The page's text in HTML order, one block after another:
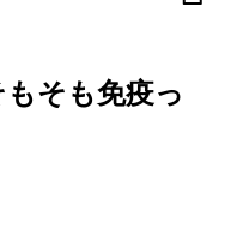
そも免疫っ